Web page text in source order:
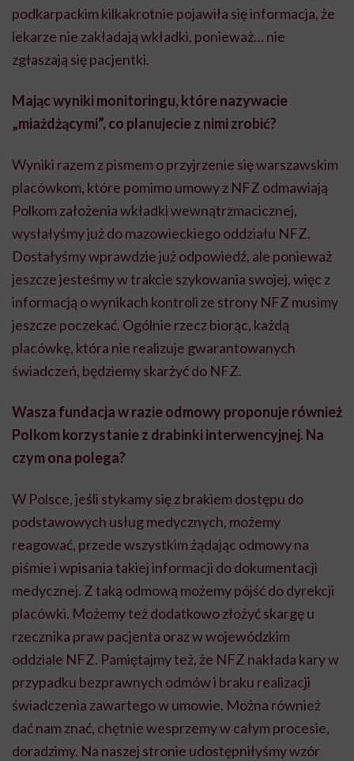
podkarpackim kilkakrotnie pojawiła się informacja, że
lekarze nie zakładają wkładki, ponieważ… nie
zgłaszają się pacjentki.
Mając wyniki monitoringu, które nazywacie
„miażdżącymi”, co planujecie z nimi zrobić?
Wyniki razem z pismem o przyjrzenie się warszawskim
placówkom, które pomimo umowy z NFZ odmawiają
Polkom założenia wkładki wewnątrzmacicznej,
wysłałyśmy już do mazowieckiego oddziału NFZ.
Dostałyśmy wprawdzie już odpowiedź, ale ponieważ
jeszcze jesteśmy w trakcie szykowania swojej, więc z
informacją o wynikach kontroli ze strony NFZ musimy
jeszcze poczekać. Ogólnie rzecz biorąc, każdą
placówkę, która nie realizuje gwarantowanych
świadczeń, będziemy skarżyć do NFZ.
Wasza fundacja w razie odmowy proponuje również
Polkom korzystanie z drabinki interwencyjnej. Na
czym ona polega?
W Polsce, jeśli stykamy się z brakiem dostępu do
podstawowych usług medycznych, możemy
reagować, przede wszystkim żądając odmowy na
piśmie i wpisania takiej informacji do dokumentacji
medycznej. Z taką odmową możemy pójść do dyrekcji
placówki. Możemy też dodatkowo złożyć skargę u
rzecznika praw pacjenta oraz w wojewódzkim
oddziale NFZ. Pamiętajmy też, że NFZ nakłada kary w
przypadku bezprawnych odmów i braku realizacji
świadczenia zawartego w umowie. Można również
dać nam znać, chętnie wesprzemy w całym procesie,
doradzimy. Na naszej stronie udostępniłyśmy wzór